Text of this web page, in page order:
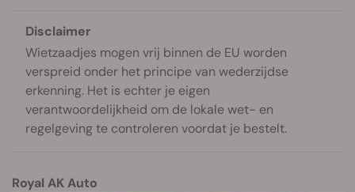
Disclaimer
Wietzaadjes mogen vrij binnen de EU worden
verspreid onder het principe van wederzijdse
erkenning. Het is echter je eigen
verantwoordelijkheid om de lokale wet- en
regelgeving te controleren voordat je bestelt.
Royal AK Auto